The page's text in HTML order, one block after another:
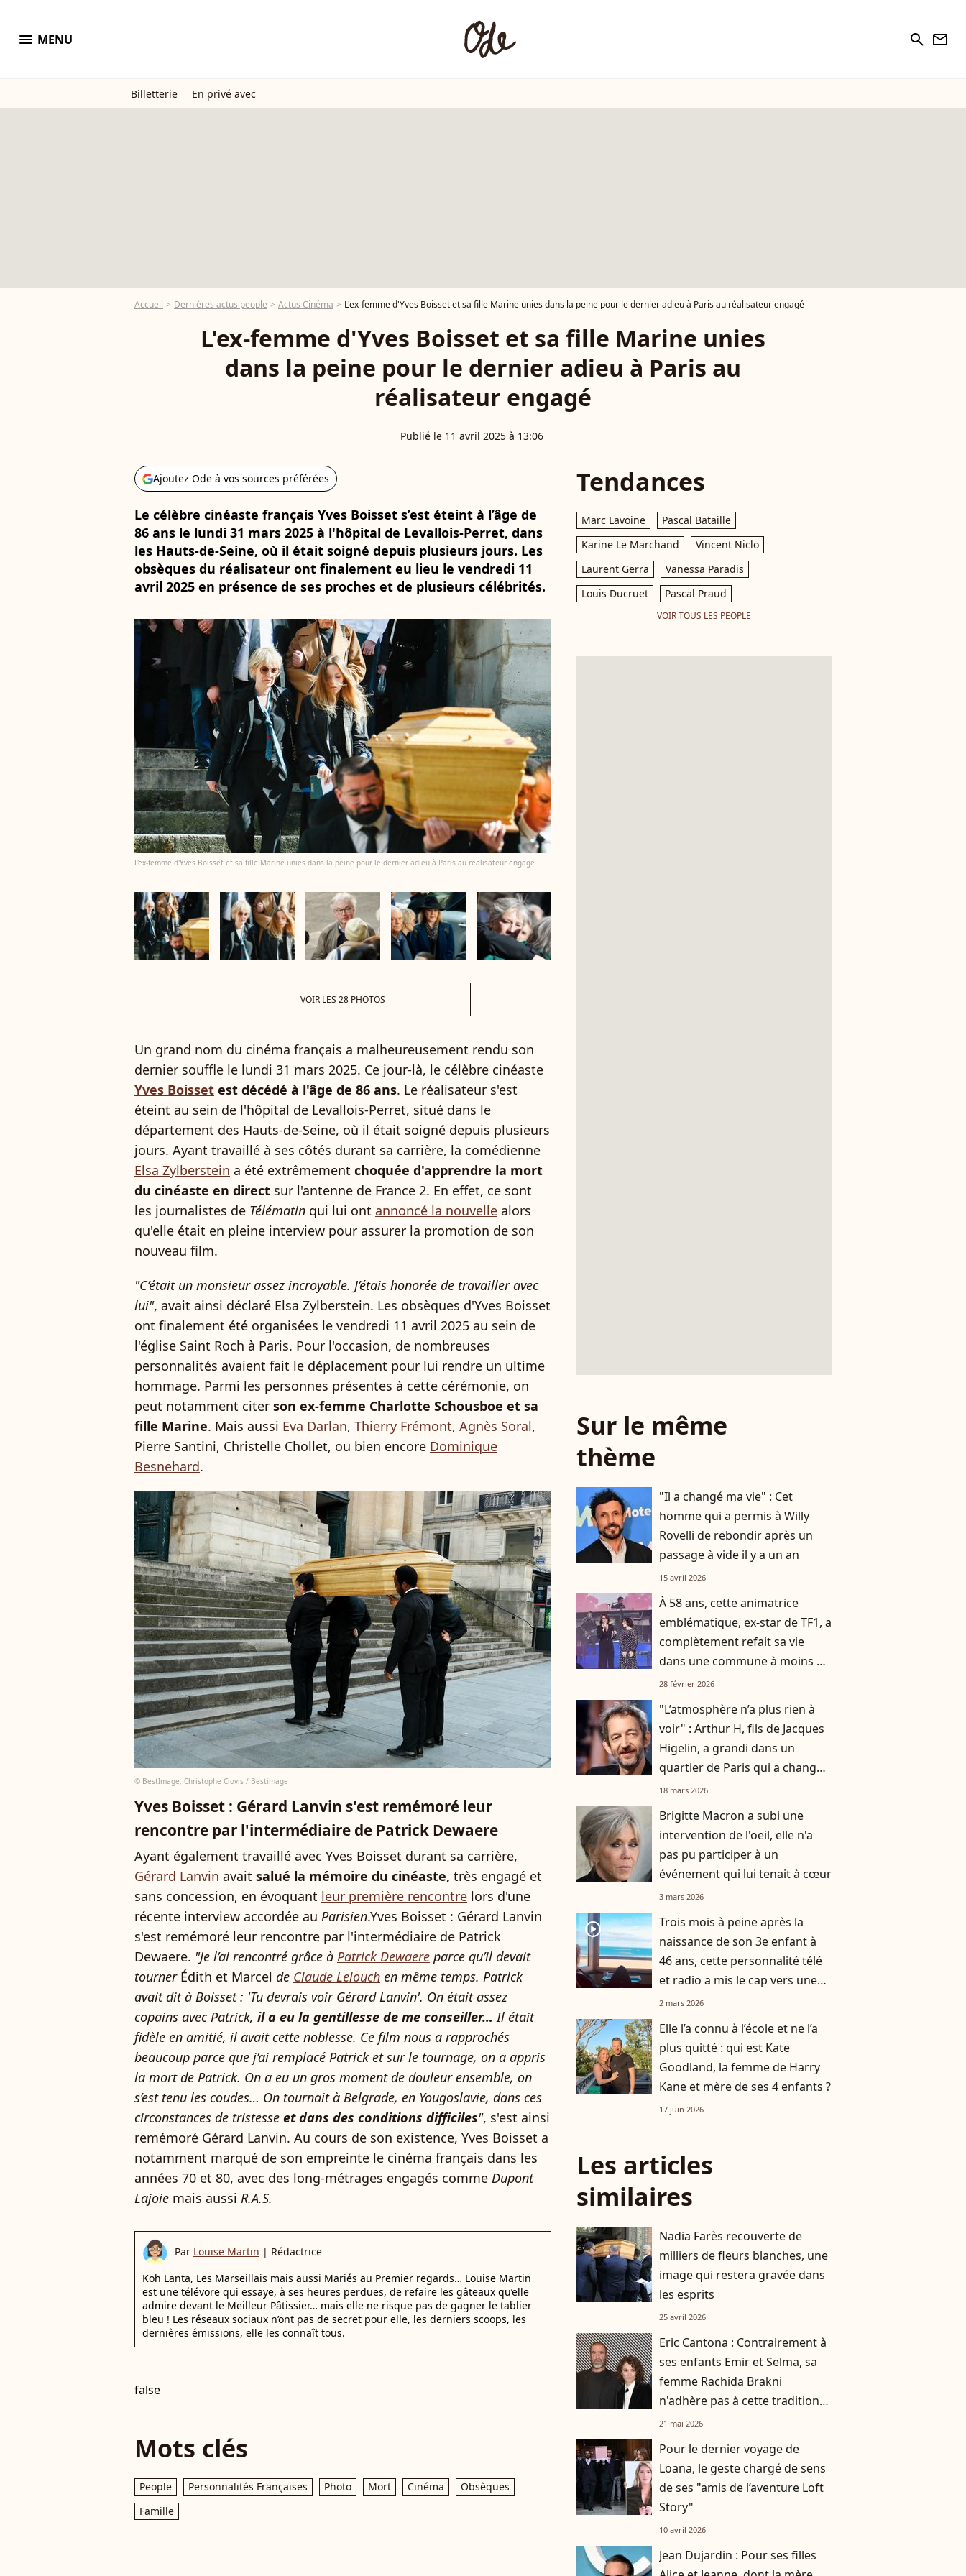
menu MENU search newsletter
Billetterie En privé avec
Accueil Dernières actus people Actus Cinéma L'ex-femme d'Yves Boisset et sa fille Marine unies dans la peine pour le dernier adieu à Paris au réalisateur engagé
L'ex-femme d'Yves Boisset et sa fille Marine unies
dans la peine pour le dernier adieu à Paris au
réalisateur engagé
Publié le 11 avril 2025 à 13:06
Ajoutez Ode à vos sources préférées
Le célèbre cinéaste français Yves Boisset s’est éteint à l’âge de
86 ans le lundi 31 mars 2025 à l'hôpital de Levallois-Perret, dans
les Hauts-de-Seine, où il était soigné depuis plusieurs jours. Les
obsèques du réalisateur ont finalement eu lieu le vendredi 11
avril 2025 en présence de ses proches et de plusieurs célébrités.
L'ex-femme d'Yves Boisset et sa fille Marine unies dans la peine pour le dernier adieu à Paris au réalisateur engagé
VOIR LES 28 PHOTOS
Un grand nom du cinéma français a malheureusement rendu son
dernier souffle le lundi 31 mars 2025. Ce jour-là, le célèbre cinéaste
Yves Boisset est décédé à l'âge de 86 ans. Le réalisateur s'est
éteint au sein de l'hôpital de Levallois-Perret, situé dans le
département des Hauts-de-Seine, où il était soigné depuis plusieurs
jours. Ayant travaillé à ses côtés durant sa carrière, la comédienne
Elsa Zylberstein a été extrêmement choquée d'apprendre la mort
du cinéaste en direct sur l'antenne de France 2. En effet, ce sont
les journalistes de Télématin qui lui ont annoncé la nouvelle alors
qu'elle était en pleine interview pour assurer la promotion de son
nouveau film.
"C’était un monsieur assez incroyable. J’étais honorée de travailler avec
lui", avait ainsi déclaré Elsa Zylberstein. Les obsèques d'Yves Boisset
ont finalement été organisées le vendredi 11 avril 2025 au sein de
l'église Saint Roch à Paris. Pour l'occasion, de nombreuses
personnalités avaient fait le déplacement pour lui rendre un ultime
hommage. Parmi les personnes présentes à cette cérémonie, on
peut notamment citer son ex-femme Charlotte Schousboe et sa
fille Marine. Mais aussi Eva Darlan, Thierry Frémont, Agnès Soral,
Pierre Santini, Christelle Chollet, ou bien encore Dominique
Besnehard.
© BestImage, Christophe Clovis / Bestimage
Yves Boisset : Gérard Lanvin s'est remémoré leur
rencontre par l'intermédiaire de Patrick Dewaere
Ayant également travaillé avec Yves Boisset durant sa carrière,
Gérard Lanvin avait salué la mémoire du cinéaste, très engagé et
sans concession, en évoquant leur première rencontre lors d'une
récente interview accordée au Parisien.Yves Boisset : Gérard Lanvin
s'est remémoré leur rencontre par l'intermédiaire de Patrick
Dewaere. "Je l’ai rencontré grâce à Patrick Dewaere parce qu’il devait
tourner Édith et Marcel de Claude Lelouch en même temps. Patrick
avait dit à Boisset : 'Tu devrais voir Gérard Lanvin'. On était assez
copains avec Patrick, il a eu la gentillesse de me conseiller… Il était
fidèle en amitié, il avait cette noblesse. Ce film nous a rapprochés
beaucoup parce que j’ai remplacé Patrick et sur le tournage, on a appris
la mort de Patrick. On a eu un gros moment de douleur ensemble, on
s’est tenu les coudes… On tournait à Belgrade, en Yougoslavie, dans ces
circonstances de tristesse et dans des conditions difficiles", s'est ainsi
remémoré Gérard Lanvin. Au cours de son existence, Yves Boisset a
notamment marqué de son empreinte le cinéma français dans les
années 70 et 80, avec des long-métrages engagés comme Dupont
Lajoie mais aussi R.A.S.
Par Louise Martin | Rédactrice
Koh Lanta, Les Marseillais mais aussi Mariés au Premier regards… Louise Martin
est une télévore qui essaye, à ses heures perdues, de refaire les gâteaux qu’elle
admire devant le Meilleur Pâtissier… mais elle ne risque pas de gagner le tablier
bleu ! Les réseaux sociaux n’ont pas de secret pour elle, les derniers scoops, les
dernières émissions, elle les connaît tous.
false
Mots clés
People Personnalités Françaises Photo Mort Cinéma
Obsèques
Famille
Tendances
Marc Lavoine
Pascal Bataille
Karine Le Marchand
Vincent Niclo
Laurent Gerra
Vanessa Paradis
Louis Ducruet
Pascal Praud
VOIR TOUS LES PEOPLE
Sur le même
thème
"Il a changé ma vie" : Cet
homme qui a permis à Willy
Rovelli de rebondir après un
passage à vide il y a un an
15 avril 2026
À 58 ans, cette animatrice
emblématique, ex-star de TF1, a
complètement refait sa vie
dans une commune à moins de
deux heures d’avion de Paris
28 février 2026
"L’atmosphère n’a plus rien à
voir" : Arthur H, fils de Jacques
Higelin, a grandi dans un
quartier de Paris qui a changé
du tout au tout
18 mars 2026
Brigitte Macron a subi une
intervention de l'oeil, elle n'a
pas pu participer à un
événement qui lui tenait à cœur
3 mars 2026
player2
Trois mois à peine après la
naissance de son 3e enfant à
46 ans, cette personnalité télé
et radio a mis le cap vers une
destination chic et prisée
2 mars 2026
Elle l’a connu à l’école et ne l’a
plus quitté : qui est Kate
Goodland, la femme de Harry
Kane et mère de ses 4 enfants ?
17 juin 2026
Les articles
similaires
Nadia Farès recouverte de
milliers de fleurs blanches, une
image qui restera gravée dans
les esprits
25 avril 2026
Eric Cantona : Contrairement à
ses enfants Emir et Selma, sa
femme Rachida Brakni
n'adhère pas à cette tradition
familiale, "je tente de lui faire
21 mai 2026
Pour le dernier voyage de
Loana, le geste chargé de sens
de ses "amis de l’aventure Loft
Story"
10 avril 2026
Jean Dujardin : Pour ses filles